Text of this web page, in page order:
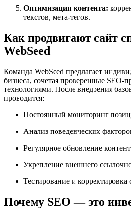
Оптимизация контента:
текстов, мета-тегов.
Как продвигают сайт
WebSeed
Команда WebSeed предлагает
бизнеса, сочетая проверенные SEO-
технологиями. После внедрения
проводится:
Постоянный мониторинг
Анализ поведенческих
Регулярное обновление
Укрепление внешнего
Тестирование и корректировка
Почему SEO — это